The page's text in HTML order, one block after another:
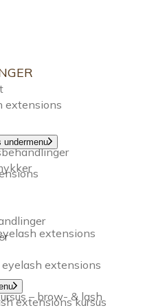
extensions
extensions
eyelash extensions
– brow- & lash
undermenu
extensions kursus